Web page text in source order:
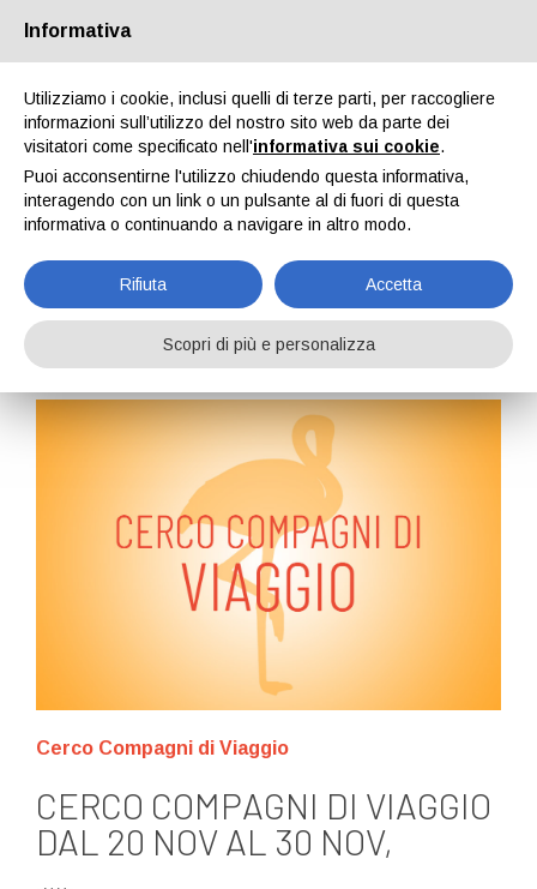
TUTTI GLI ANNUNCI PROPOSTE VIAGGI
CERCA TRA I
VIAGGIATORI
CERCA
Torna indietro
Roby 73 212
Cerco Compagni di Viaggio
CERCO COMPAGNI DI VIAGGIO
DAL 20 NOV AL 30 NOV,
Informativa
Utilizziamo i cookie, inclusi quelli di terze parti, per raccogliere
informazioni sull’utilizzo del nostro sito web da parte dei
visitatori come specificato nell'informativa sui cookie.
Puoi acconsentirne l'utilizzo chiudendo questa informativa,
interagendo con un link o un pulsante al di fuori di questa
informativa o continuando a navigare in altro modo.
Rifiuta Accetta
Scopri di più e personalizza